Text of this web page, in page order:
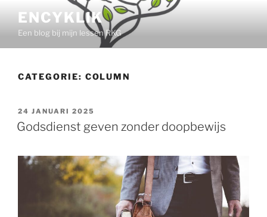
inhoud
ENCYKLIK
Een blog bij mijn lessen RKG
CATEGORIE: COLUMN
GEPLAATST
OP
24 JANUARI 2025
Godsdienst geven zonder doopbewijs